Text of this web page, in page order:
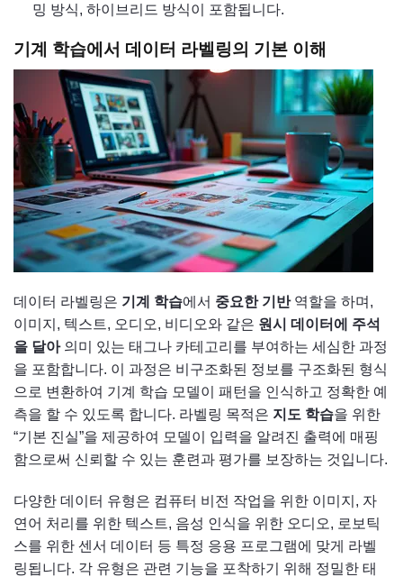
밍 방식, 하이브리드 방식이 포함됩니다.
기계 학습에서 데이터 라벨링의 기본 이해
데이터 라벨링은 기계 학습에서 중요한 기반역할을 하며,
이미지, 텍스트, 오디오, 비디오와 같은 원시 데이터에 주석
을 달아의미 있는 태그나 카테고리를 부여하는 세심한 과정
을 포함합니다. 이 과정은 비구조화된 정보를 구조화된 형식
으로 변환하여 기계 학습 모델이 패턴을 인식하고 정확한 예
측을 할 수 있도록 합니다. 라벨링 목적은 지도 학습을 위한
“기본 진실”을 제공하여 모델이 입력을 알려진 출력에 매핑
함으로써 신뢰할 수 있는 훈련과 평가를 보장하는 것입니다.
다양한 데이터 유형은 컴퓨터 비전 작업을 위한 이미지, 자
연어 처리를 위한 텍스트, 음성 인식을 위한 오디오, 로보틱
스를 위한 센서 데이터 등 특정 응용 프로그램에 맞게 라벨
링됩니다. 각 유형은 관련 기능을 포착하기 위해 정밀한 태